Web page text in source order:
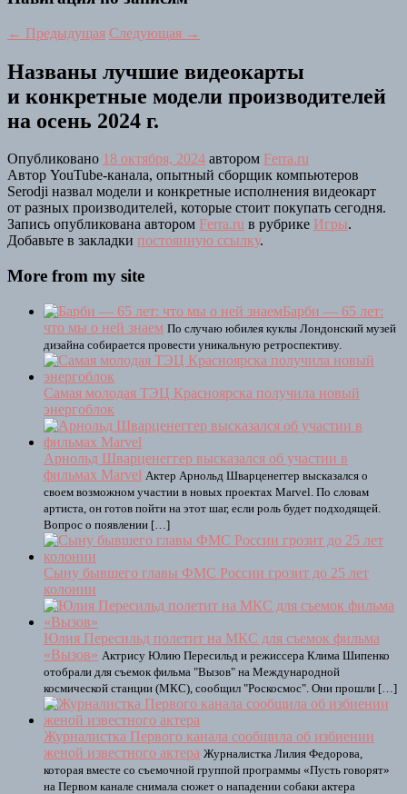
← Предыдущая Следующая →
Названы лучшие видеокарты
и конкретные модели производителей
на осень 2024 г.
Опубликовано 18 октября, 2024 автором Ferra.ru
Автор YouTube-канала, опытный сборщик компьютеров
Serodji назвал модели и конкретные исполнения видеокарт
от разных производителей, которые стоит покупать сегодня.
Запись опубликована автором Ferra.ru в рубрике Игры.
Добавьте в закладки постоянную ссылку.
More from my site
Барби — 65 лет:
что мы о ней знаем По случаю юбилея куклы Лондонский музей
дизайна собирается провести уникальную ретроспективу.
Самая молодая ТЭЦ Красноярска получила новый
энергоблок
Арнольд Шварценеггер высказался об участии в
фильмах Marvel Актер Арнольд Шварценеггер высказался о
своем возможном участии в новых проектах Marvel. По словам
артиста, он готов пойти на этот шаг, если роль будет подходящей.
Вопрос о появлении […]
Сыну бывшего главы ФМС России грозит до 25 лет
колонии
Юлия Пересильд полетит на МКС для съемок фильма
«Вызов» Актрису Юлию Пересильд и режиссера Клима Шипенко
отобрали для съемок фильма "Вызов" на Международной
космической станции (МКС), сообщил "Роскосмос". Они прошли […]
Журналистка Первого канала сообщила об избиении
женой известного актера Журналистка Лилия Федорова,
которая вместе со съемочной группой программы «Пусть говорят»
на Первом канале снимала сюжет о нападении собаки актера